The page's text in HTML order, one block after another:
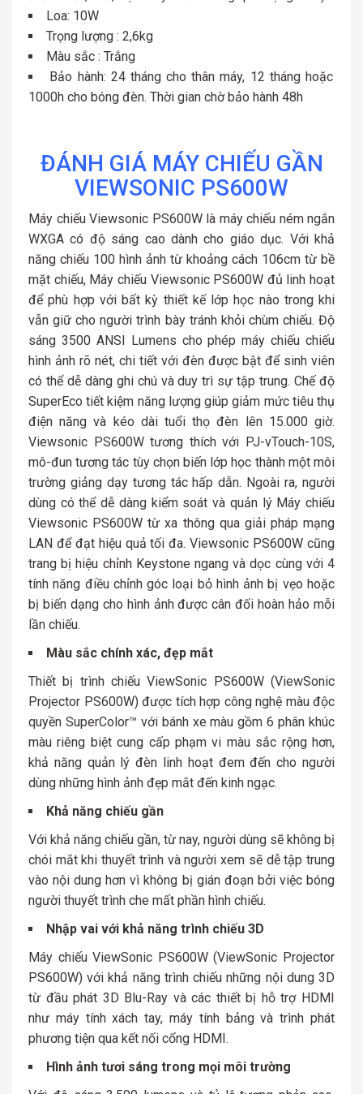
Loa: 10W
Trọng lượng : 2,6kg
Màu sắc : Trắng
Bảo hành: 24 tháng cho thân máy, 12 tháng hoặc
1000h cho bóng đèn. Thời gian chờ bảo hành 48h
ĐÁNH GIÁ MÁY CHIẾU GẦN
VIEWSONIC PS600W
Máy chiếu Viewsonic PS600W là máy chiếu ném ngắn
WXGA có độ sáng cao dành cho giáo dục. Với khả
năng chiếu 100 hình ảnh từ khoảng cách 106cm từ bề
mặt chiếu, Máy chiếu Viewsonic PS600W đủ linh hoạt
để phù hợp với bất kỳ thiết kế lớp học nào trong khi
vẫn giữ cho người trình bày tránh khỏi chùm chiếu. Độ
sáng 3500 ANSI Lumens cho phép máy chiếu chiếu
hình ảnh rõ nét, chi tiết với đèn được bật để sinh viên
có thể dễ dàng ghi chú và duy trì sự tập trung. Chế độ
SuperEco tiết kiệm năng lượng giúp giảm mức tiêu thụ
điện năng và kéo dài tuổi thọ đèn lên 15.000 giờ.
Viewsonic PS600W tương thích với PJ-vTouch-10S,
mô-đun tương tác tùy chọn biến lớp học thành một môi
trường giảng dạy tương tác hấp dẫn. Ngoài ra, người
dùng có thể dễ dàng kiểm soát và quản lý Máy chiếu
Viewsonic PS600W từ xa thông qua giải pháp mạng
LAN để đạt hiệu quả tối đa. Viewsonic PS600W cũng
trang bị hiệu chỉnh Keystone ngang và dọc cùng với 4
tính năng điều chỉnh góc loại bỏ hình ảnh bị vẹo hoặc
bị biến dạng cho hình ảnh được cân đối hoàn hảo mỗi
lần chiếu.
Màu sắc chính xác, đẹp mắt
Thiết bị trình chiếu ViewSonic PS600W (ViewSonic
Projector PS600W) được tích hợp công nghệ màu độc
quyền SuperColor™ với bánh xe màu gồm 6 phân khúc
màu riêng biệt cung cấp phạm vi màu sắc rộng hơn,
khả năng quản lý đèn linh hoạt đem đến cho người
dùng những hình ảnh đẹp mắt đến kinh ngạc.
Khả năng chiếu gần
Với khả năng chiếu gần, từ nay, người dùng sẽ không bị
chói mắt khi thuyết trình và người xem sẽ dễ tập trung
vào nội dung hơn vì không bị gián đoạn bởi việc bóng
người thuyết trình che mất phần hình chiếu.
Nhập vai với khả năng trình chiếu 3D
Máy chiếu ViewSonic PS600W (ViewSonic Projector
PS600W) với khả năng trình chiếu những nội dung 3D
từ đầu phát 3D Blu-Ray và các thiết bị hỗ trợ HDMI
như máy tính xách tay, máy tính bảng và trình phát
phương tiện qua kết nối cổng HDMI.
Hình ảnh tươi sáng trong mọi môi trường